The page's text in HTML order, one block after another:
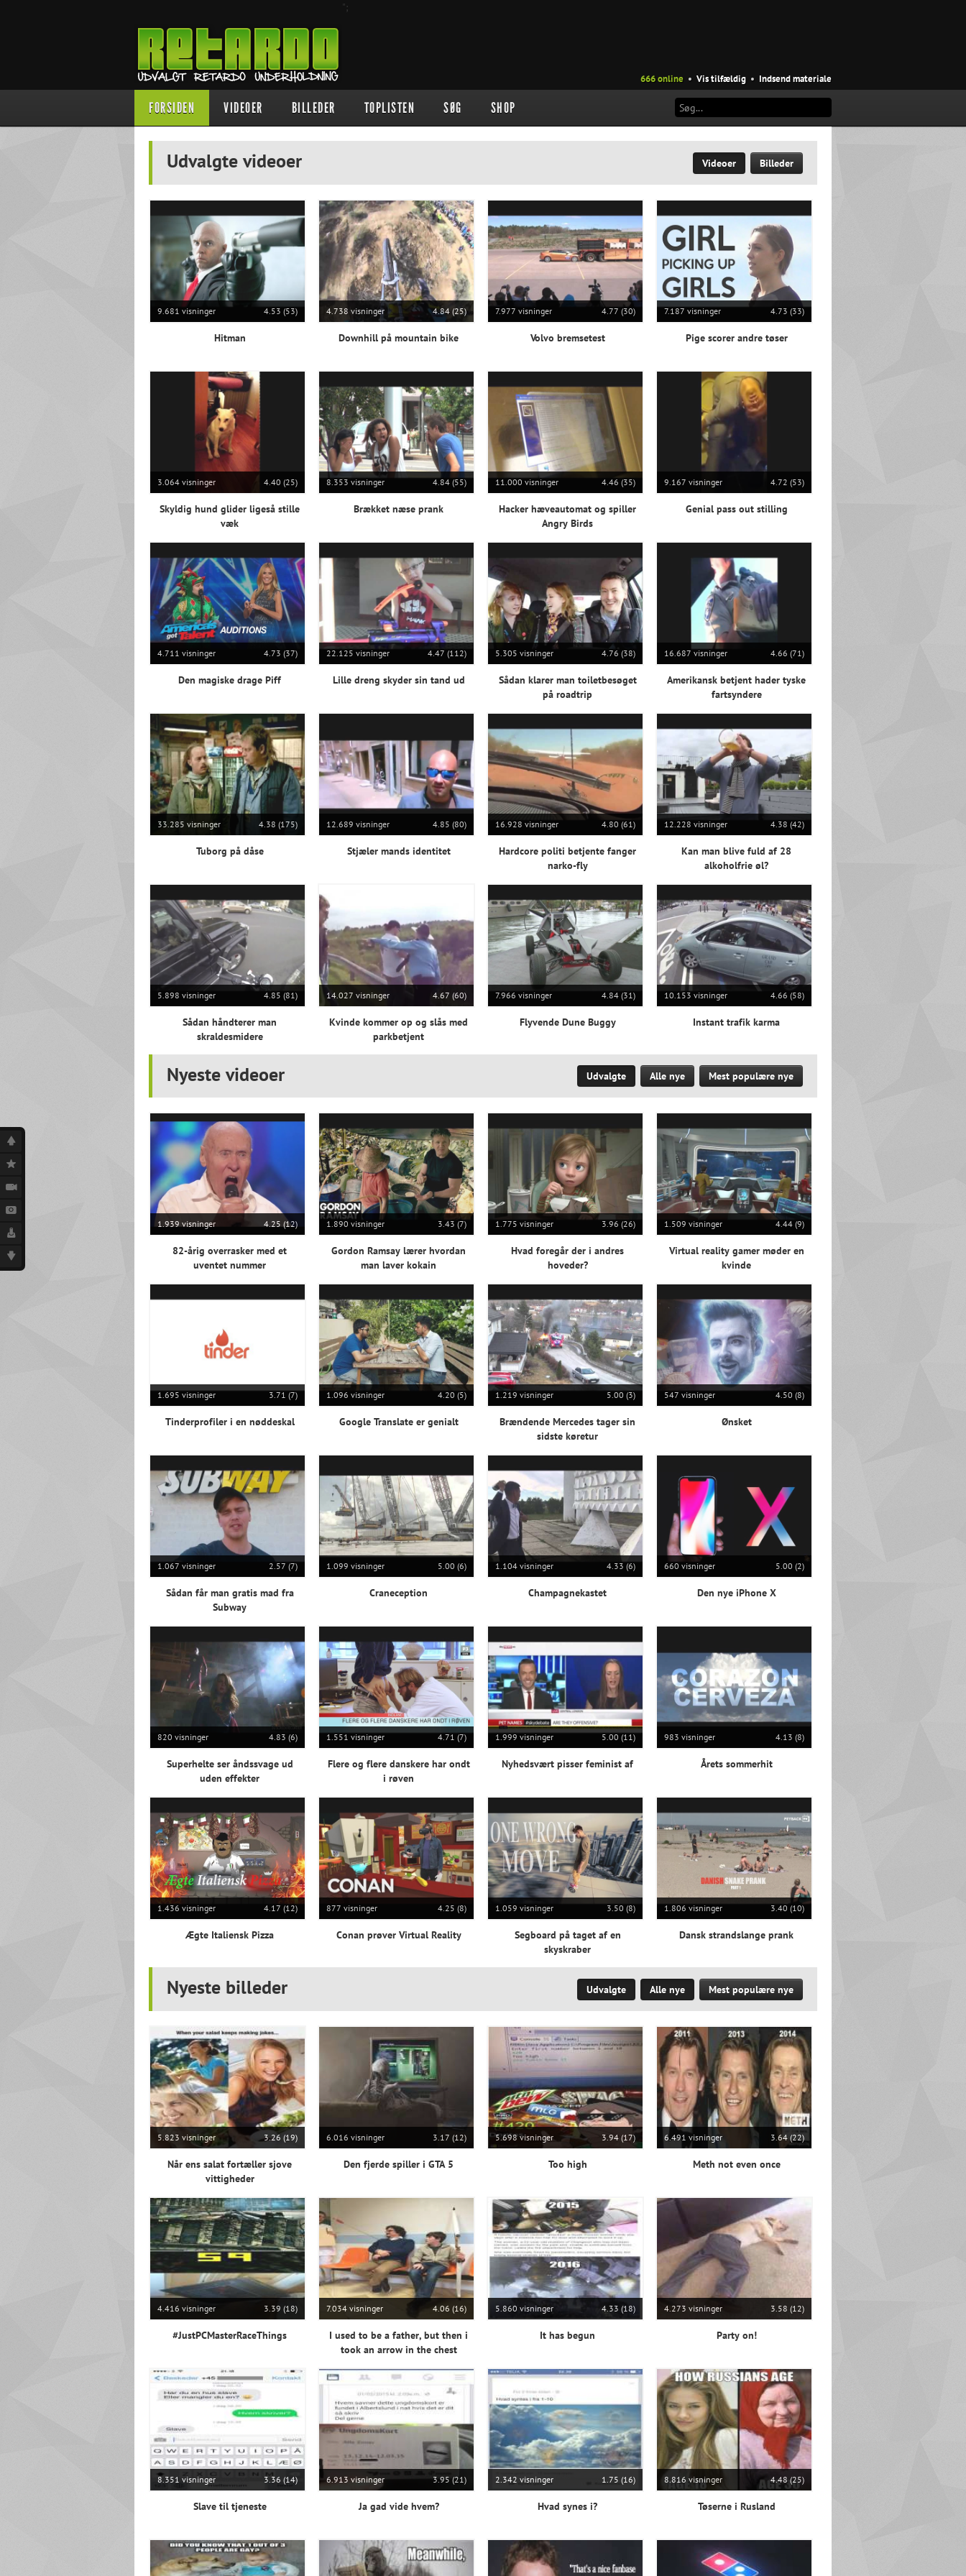
";
666 online • Vis tilfældig • Indsend materiale
FORSIDEN VIDEOER BILLEDER TOPLISTEN SØG SHOP
Udvalgte videoer Videoer Billeder
9.681 visninger 4.53 (53)
Hitman
4.738 visninger 4.84 (25)
Downhill på mountain bike
7.977 visninger 4.77 (30)
Volvo bremsetest
7.187 visninger 4.73 (33)
Pige scorer andre tøser
3.064 visninger 4.40 (25)
Skyldig hund glider ligeså stille
væk
8.353 visninger 4.84 (55)
Brækket næse prank
11.000 visninger 4.46 (35)
Hacker hæveautomat og spiller
Angry Birds
9.167 visninger 4.72 (53)
Genial pass out stilling
4.711 visninger 4.73 (37)
Den magiske drage Piff
22.125 visninger 4.47 (112)
Lille dreng skyder sin tand ud
5.305 visninger 4.76 (38)
Sådan klarer man toiletbesøget
på roadtrip
16.687 visninger 4.66 (71)
Amerikansk betjent hader tyske
fartsyndere
33.285 visninger 4.38 (175)
Tuborg på dåse
12.689 visninger 4.85 (80)
Stjæler mands identitet
16.928 visninger 4.80 (61)
Hardcore politi betjente fanger
narko-fly
12.228 visninger 4.38 (42)
Kan man blive fuld af 28
alkoholfrie øl?
5.898 visninger 4.85 (81)
Sådan håndterer man
skraldesmidere
14.027 visninger 4.67 (60)
Kvinde kommer op og slås med
parkbetjent
7.966 visninger 4.84 (31)
Flyvende Dune Buggy
10.153 visninger 4.66 (58)
Instant trafik karma
Nyeste videoer Udvalgte Alle nye Mest populære nye
1.939 visninger 4.25 (12)
82-årig overrasker med et
uventet nummer
1.890 visninger 3.43 (7)
Gordon Ramsay lærer hvordan
man laver kokain
1.775 visninger 3.96 (26)
Hvad foregår der i andres
hoveder?
1.509 visninger 4.44 (9)
Virtual reality gamer møder en
kvinde
1.695 visninger 3.71 (7)
Tinderprofiler i en nøddeskal
1.096 visninger 4.20 (5)
Google Translate er genialt
1.219 visninger 5.00 (3)
Brændende Mercedes tager sin
sidste køretur
547 visninger 4.50 (8)
Ønsket
1.067 visninger 2.57 (7)
Sådan får man gratis mad fra
Subway
1.099 visninger 5.00 (6)
Craneception
1.104 visninger 4.33 (6)
Champagnekastet
660 visninger 5.00 (2)
Den nye iPhone X
820 visninger 4.83 (6)
Superhelte ser åndssvage ud
uden effekter
1.551 visninger 4.71 (7)
Flere og flere danskere har ondt
i røven
1.999 visninger 5.00 (11)
Nyhedsvært pisser feminist af
983 visninger 4.13 (8)
Årets sommerhit
1.436 visninger 4.17 (12)
Ægte Italiensk Pizza
877 visninger 4.25 (8)
Conan prøver Virtual Reality
1.059 visninger 3.50 (8)
Segboard på taget af en
skyskraber
1.806 visninger 3.40 (10)
Dansk strandslange prank
Nyeste billeder Udvalgte Alle nye Mest populære nye
5.823 visninger 3.26 (19)
Når ens salat fortæller sjove
vittigheder
6.016 visninger 3.17 (12)
Den fjerde spiller i GTA 5
5.698 visninger 3.94 (17)
Too high
6.491 visninger 3.64 (22)
Meth not even once
4.416 visninger 3.39 (18)
#JustPCMasterRaceThings
7.034 visninger 4.06 (16)
I used to be a father, but then i
took an arrow in the chest
5.860 visninger 4.33 (18)
It has begun
4.273 visninger 3.58 (12)
Party on!
8.351 visninger 3.36 (14)
Slave til tjeneste
6.913 visninger 3.95 (21)
Ja gad vide hvem?
2.342 visninger 1.75 (16)
Hvad synes i?
8.816 visninger 4.48 (25)
Tøserne i Rusland